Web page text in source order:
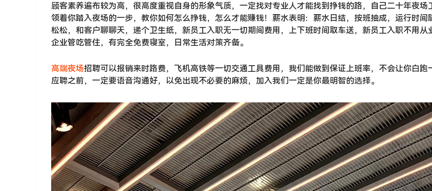
顾客素养遍布较为高，很高度重视自身的形象气质，一定找对专业人才能找到挣钱的路，自己二十年夜场
领着你踏入夜场的一步，教你如何怎么挣钱，怎么才能赚钱！薪水表明：薪水日结，按班抽成，运行时间
松松，和客户聊聊天，递个卫生纸，新员工入职无一切期间费用，上下班时间取车送，新员工入职不用从
企业管吃管住，有完全免费寝室，日常生活对策齐备。
高端夜场招聘可以报销来时路费，飞机高铁等一切交通工具费用，我们能做到保证上班率，不会让你白跑
应聘之前，一定要语音沟通好，以免出现不必要的麻烦，加入我们一定是你最明智的选择。